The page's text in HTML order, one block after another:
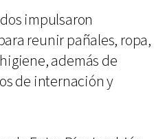
impulsaron
reunir pañales, ropa,
además de
de internación y